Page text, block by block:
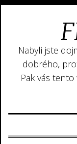
Nabyli jste
dobrého,
Pak vás